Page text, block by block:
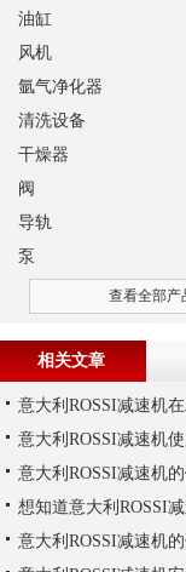
油缸
风机
氩气净化器
清洗设备
干燥器
阀
导轨
泵
查看全部产
相关文章